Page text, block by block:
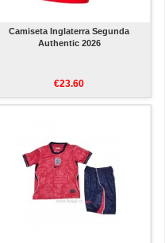
Camiseta Inglaterra Segunda
Authentic 2026
€23.60